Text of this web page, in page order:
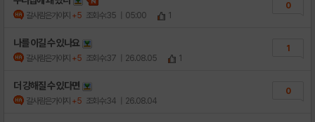
갈사람은가야지 +5 조회수:35 | 05:00 1
0
나를 이길 수 있나요
갈사람은가야지 +5 조회수:37 | 26.08.05 1
1
더 강해질 수 있다면
갈사람은가야지 +5 조회수:34 | 26.08.04
0